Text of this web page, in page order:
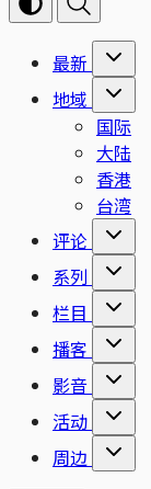
最新
地域
国际
大陆
香港
台湾
评论
系列
栏目
播客
影音
活动
周边